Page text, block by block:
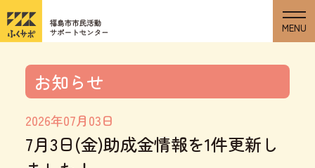
お知らせ
2026年07月03日
7月3日(金)助成金情報を1件更新し